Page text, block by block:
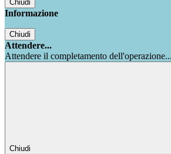
Chiudi
Informazione
Chiudi
Attendere...
Attendere il completamento dell'operazione...
Chiudi